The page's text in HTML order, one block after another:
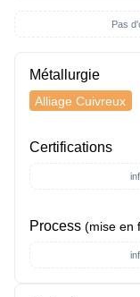
Pas
Métallurgie
Alliage Cuivreux
Certifications
Process (mise en